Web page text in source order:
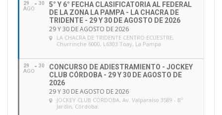
29
AGO
30
5° Y 6° FECHA CLASIFICATORIA AL FEDERAL
DE LA ZONA LA PAMPA - LA CHACRA DE
TRIDENTE - 29 Y 30 DE AGOSTO DE 2026
29 Y 30 DE AGOSTO DE 2026
LA CHACRA DE TRIDENTE CENTRO ECUESTRE,
Churrinche 6000, L6303 Toay, La Pampa
29
AGO
30
CONCURSO DE ADIESTRAMIENTO - JOCKEY
CLUB CÓRDOBA - 29 Y 30 DE AGOSTO DE
2026
29 Y 30 DE AGOSTO DE 2026
JOCKEY CLUB CÓRDOBA, Av. Valparaíso 3589 - Bº
Jardín, Córdoba.